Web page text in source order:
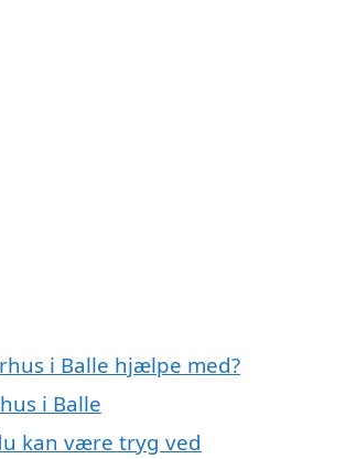
i Balle hjælpe med?
i Balle
kan være tryg ved